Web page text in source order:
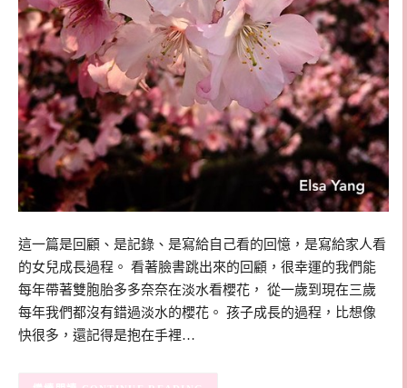
這一篇是回顧、是記錄、是寫給自己看的回憶，是寫給家人看
的女兒成長過程。 看著臉書跳出來的回顧，很幸運的我們能
每年帶著雙胞胎多多奈奈在淡水看櫻花， 從一歲到現在三歲
每年我們都沒有錯過淡水的櫻花。 孩子成長的過程，比想像
快很多，還記得是抱在手裡…